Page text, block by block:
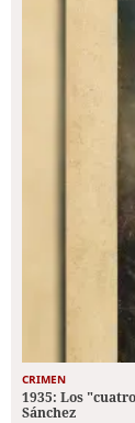
CRIMEN
1935: Los
Sánchez